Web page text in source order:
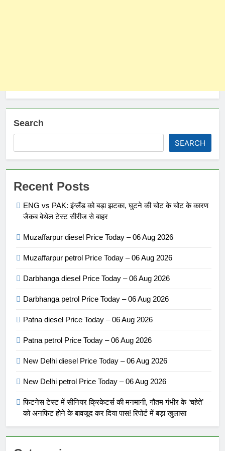
Search
SEARCH
Recent Posts
ENG vs PAK: इंग्लैंड को बड़ा झटका, घुटने की चोट के चोट के कारण
जैकब बेथेल टेस्ट सीरीज से बाहर
Muzaffarpur diesel Price Today – 06 Aug 2026
Muzaffarpur petrol Price Today – 06 Aug 2026
Darbhanga diesel Price Today – 06 Aug 2026
Darbhanga petrol Price Today – 06 Aug 2026
Patna diesel Price Today – 06 Aug 2026
Patna petrol Price Today – 06 Aug 2026
New Delhi diesel Price Today – 06 Aug 2026
New Delhi petrol Price Today – 06 Aug 2026
फिटनेस टेस्ट में सीनियर क्रिकेटर्स की मनमानी, गौतम गंभीर के ‘चहेते’
को अनफिट होने के बावजूद कर दिया पास! रिपोर्ट में बड़ा खुलासा